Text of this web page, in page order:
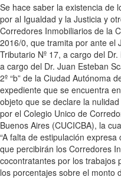
Se hace saber la existencia de
por al Igualdad y la Justicia y
Corredores Inmobiliarios de la
2016/0, que tramita por ante el
Tributario Nº 17, a cargo del
a cargo del Dr. Juan Esteban
2º “b” de la Ciudad Autónoma
expediente que se encuentra
objeto que se declare la
por el Colegio Unico de
Buenos Aires (CUCICBA), la
“A falta de estipulación
que percibirán los Corredores
cocontratantes por los trabajos
los porcentajes sobre el monto